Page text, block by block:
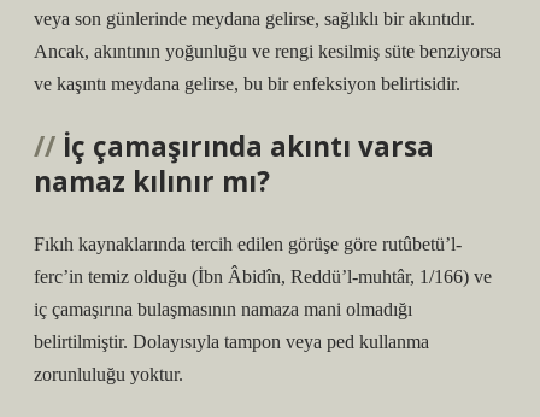
veya son günlerinde meydana gelirse, sağlıklı bir akıntıdır.
Ancak, akıntının yoğunluğu ve rengi kesilmiş süte benziyorsa
ve kaşıntı meydana gelirse, bu bir enfeksiyon belirtisidir.
İç çamaşırında akıntı varsa
namaz kılınır mı?
Fıkıh kaynaklarında tercih edilen görüşe göre rutûbetü’l-
ferc’in temiz olduğu (İbn Âbidîn, Reddü’l-muhtâr, 1/166) ve
iç çamaşırına bulaşmasının namaza mani olmadığı
belirtilmiştir. Dolayısıyla tampon veya ped kullanma
zorunluluğu yoktur.